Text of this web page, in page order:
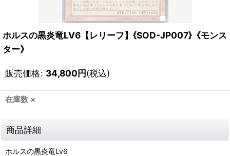
ホルスの黒炎竜LV6【レリーフ】{SOD-JP007}《モンス
ター》
販売価格: 34,800円(税込)
在庫数 ×
商品詳細
ホルスの黒炎竜Lv6